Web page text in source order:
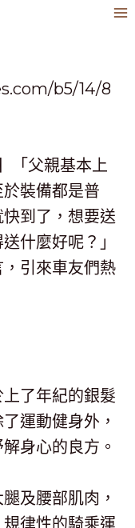
b5/14/8
「父親基本上
裝備都是普
到了，想要送
什麼好呢？」
引來車友們熱
了年紀的銀髮
運動健身外，
身心的良方。
及腰部肌肉，
律性的騎乘運